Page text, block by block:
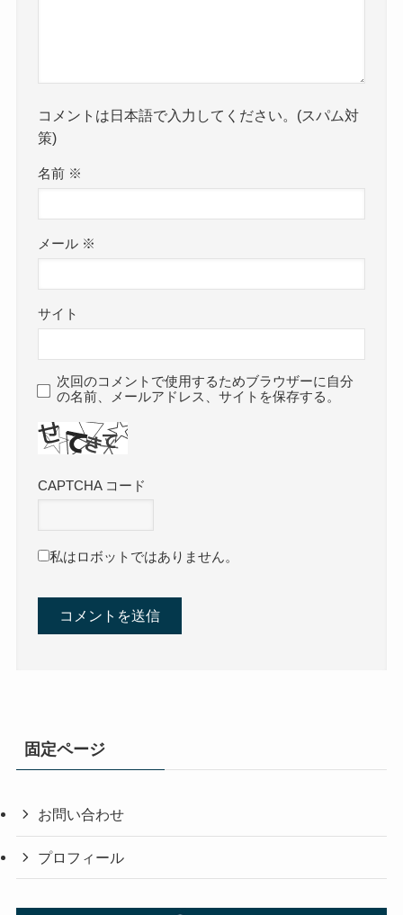
コメントは日本語で入力してください。(スパム対
策)
名前 ※
メール ※
サイト
次回のコメントで使用するためブラウザーに自分
の名前、メールアドレス、サイトを保存する。
CAPTCHA コード
私はロボットではありません。
固定ページ
お問い合わせ
プロフィール